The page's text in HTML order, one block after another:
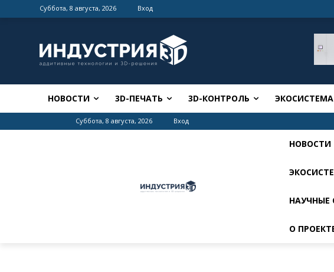
Суббота, 8 августа, 2026 Вход
НОВОСТИ 3D-ПЕЧАТЬ 3D-КОНТРОЛЬ
Суббота, 8 августа, 2026 Вход
НОВОСТИ
НАУЧНЫЕ
О ПРОЕКТЕ